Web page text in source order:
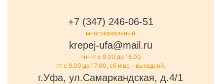
+7 (347) 246-06-51
многоканальный
krepej-ufa@mail.ru
пн-чт с 9.00 до 18.00
пт с 9.00 до 17.00, сб и вс - выходной.
г.Уфа, ул.Самаркандская, д.4/1